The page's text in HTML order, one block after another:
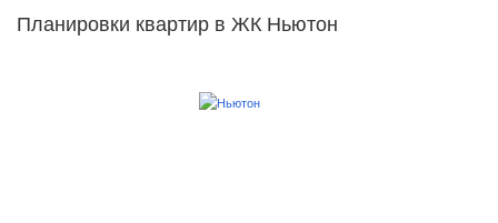
Планировки квартир в ЖК Ньютон